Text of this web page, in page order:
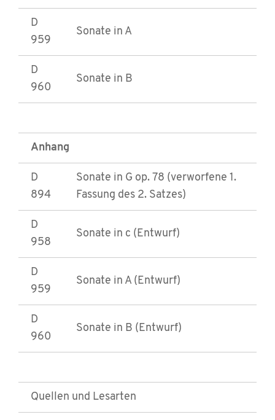
D
959
Sonate in A
D
960
Sonate in B
Anhang
D
894
Sonate in G op. 78 (verworfene 1.
Fassung des 2. Satzes)
D
958
Sonate in c (Entwurf)
D
959
Sonate in A (Entwurf)
D
960
Sonate in B (Entwurf)
Quellen und Lesarten